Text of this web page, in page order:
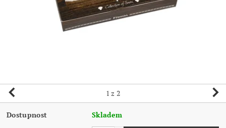
1 z 2
Dostupnost Skladem